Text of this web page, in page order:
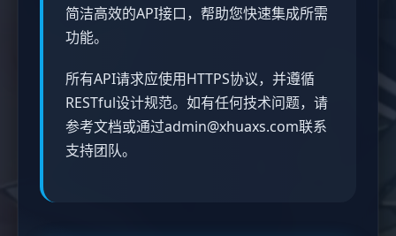
简洁高效的API接口，帮助您快速集成所需
功能。
所有API请求应使用HTTPS协议，并遵循
RESTful设计规范。如有任何技术问题，请
参考文档或通过admin@xhuaxs.com联系
支持团队。